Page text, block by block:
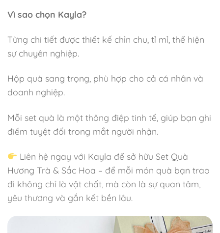
Vì sao chọn Kayla?
Từng chi tiết được thiết kế chỉn chu, tỉ mỉ, thể hiện
sự chuyên nghiệp.
Hộp quà sang trọng, phù hợp cho cả cá nhân và
doanh nghiệp.
Mỗi set quà là một thông điệp tinh tế, giúp bạn ghi
điểm tuyệt đối trong mắt người nhận.
Liên hệ ngay với Kayla để sở hữu Set Quà
Hương Trà & Sắc Hoa – để mỗi món quà bạn trao
đi không chỉ là vật chất, mà còn là sự quan tâm,
yêu thương và gắn kết bền lâu.